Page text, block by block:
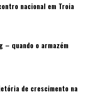
nacional em Troia
– quando o armazém
de crescimento na